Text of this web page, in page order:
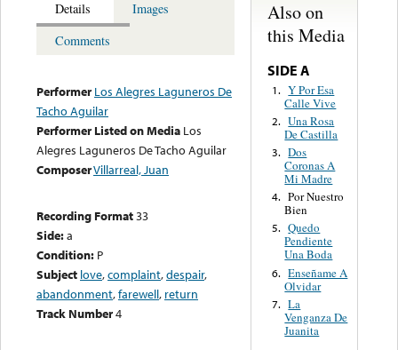
Details
Images
Comments
Performer Los Alegres Laguneros De
Tacho Aguilar
Performer Listed on Media Los
Alegres Laguneros De Tacho Aguilar
ComposerVillarreal, Juan
Recording Format33
Side:a
Condition: P
Subject love,complaint,despair,
abandonment,farewell, return
Track Number4
Also on
this Media
SIDE A
1. Y Por Esa
Calle Vive
2. Una Rosa
De Castilla
3. Dos
Coronas A
Mi Madre
4. Por Nuestro
Bien
5. Quedo
Pendiente
Una Boda
6. Enseñame A
Olvidar
7. La
Venganza De
Juanita